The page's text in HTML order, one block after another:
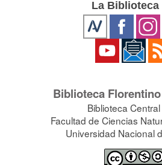
La Biblioteca
Biblioteca
Biblioteca
Facultad de Ciencias
Universidad Nacional